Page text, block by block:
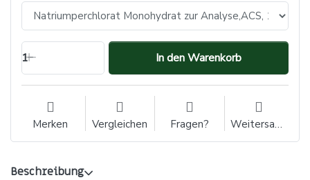
1 In den Warenkorb
Merken Vergleichen Fragen? Weitersagen
Beschreibung